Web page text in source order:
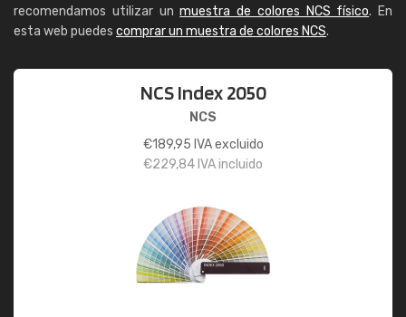
recomendamos utilizar unmuestra de colores NCS físico. En
esta web puedes comprar un muestra de colores NCS.
NCS Index 2050
NCS
€189,95 IVA excluido
€229,84 IVA incluido